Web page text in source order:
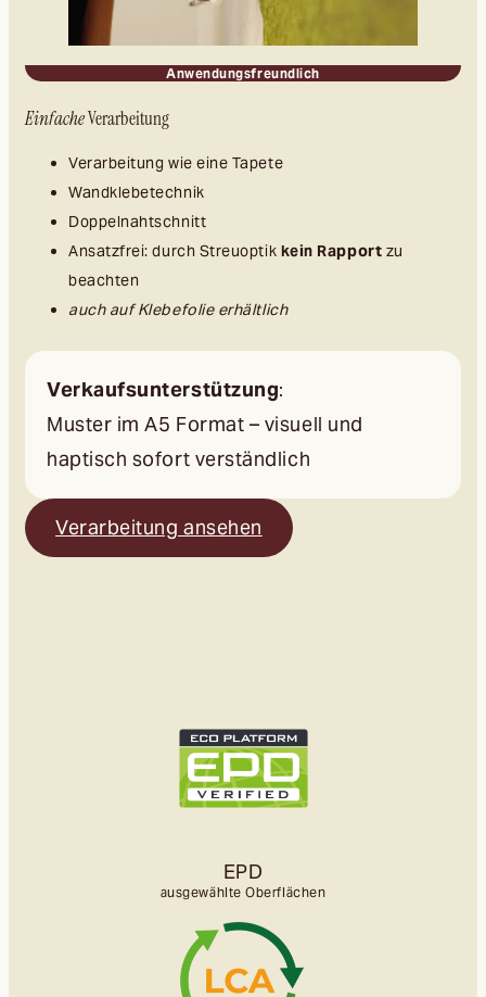
Anwendungsfreundlich
EinfacheVerarbeitung
Verarbeitung wie eine Tapete
Wandklebetechnik
Doppelnahtschnitt
Ansatzfrei: durch Streuoptik kein Rapport zu
beachten
auch auf Klebefolie erhältlich
Verkaufsunterstützung:
Muster im A5 Format – visuell und
haptisch sofort verständlich
Verarbeitung ansehen
EPD
ausgewählte Oberflächen